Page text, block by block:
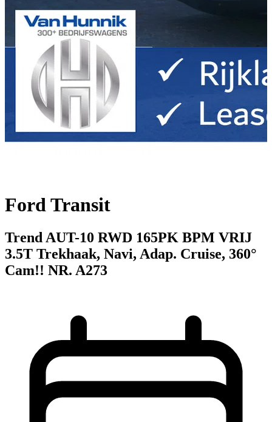
Ford Transit
Trend AUT-10 RWD 165PK BPM VRIJ
3.5T Trekhaak, Navi, Adap. Cruise, 360°
Cam!! NR. A273